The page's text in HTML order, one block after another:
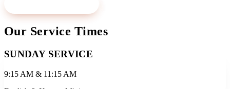
Our Service Times
SUNDAY SERVICE
9:15 AM & 11:15 AM